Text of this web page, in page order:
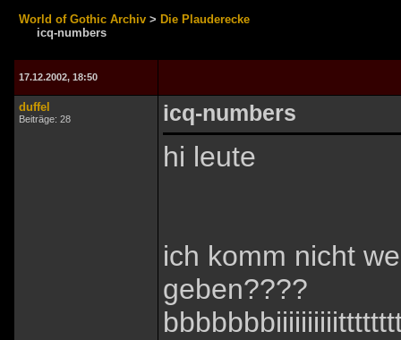
World of Gothic Archiv > Die Plauderecke
icq-numbers
17.12.2002, 18:50
duffel
Beiträge: 28 icq-numbers
hi leute
ich komm nicht
geben????